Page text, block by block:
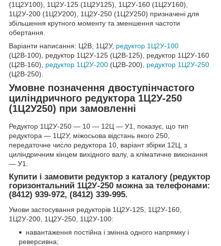
(1Ц2У100), 1Ц2У-125 (1Ц2У125), 1Ц2У-160 (1Ц2У160),
1Ц2У-200 (1Ц2У200), 1Ц2У-250 (1Ц2У250) призначені для
збільшення крутного моменту та зменшення частоти
обертання.
Варіанти написання: Ц2В, 1Ц2У, редуктор 1Ц2У-100
(Ц2В-100), редуктор 1Ц2У-125 (Ц2В-125), редуктор 1Ц2У-160
(Ц2В-160), редуктор 1Ц2У-200 (Ц2В-200), редуктор 1Ц2У-250
(Ц2В-250).
Умовне позначення двоступінчастого
циліндричного редуктора 1Ц2У-250
(1Ц2У250) при замовленні
Редуктор 1Ц2У-250 ― 10 ― 12Ц ― У1, показує, що тип
редуктора ― 1Ц2У, міжосьова відстань якого 250,
передаточне число редуктора 10, варіант збірки 12Ц, з
циліндричним кінцем вихідного валу, а кліматичне виконання
― У1.
Купити і замовити редуктор з каталогу (редуктор
горизонтальний 1Ц2У-250 можна за телефонами:
(8412) 939-972, (8412) 339-995.
Умови застосування редукторів 1Ц2У-125, 1Ц2У-160,
1Ц2У-200, 1Ц2У-250, 1Ц2У-100:
навантаження постійна і змінна одного напрямку і
реверсивна;